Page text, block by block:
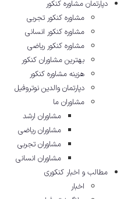
دپارتمان مشاوره کنکور
مشاوره کنکور تجربی
مشاوره کنکور انسانی
مشاوره کنکور ریاضی
بهترین مشاوران کنکور
هزینه مشاوره کنکور
دپارتمان والدین نوتروفیل
مشاوران ما
مشاوران ارشد
مشاوران ریاضی
مشاوران تجربی
مشاوران انسانی
مطالب و اخبار کنکوری
اخبار